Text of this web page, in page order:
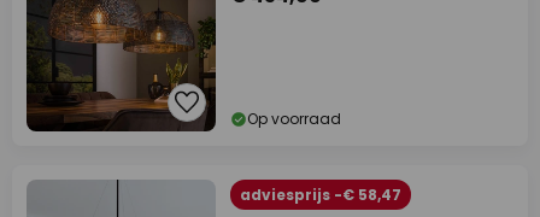
Op voorraad
adviesprijs -€ 58,47